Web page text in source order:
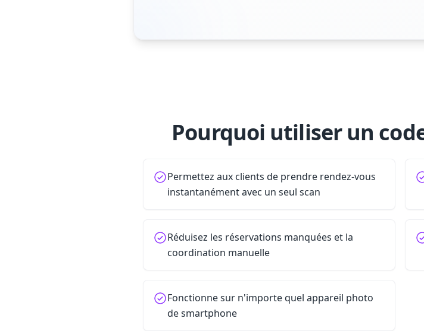
Pourquoi utiliser un
Permettez aux clients de prendre rendez-vous
instantanément avec un seul scan
Réduisez les réservations manquées et la
coordination manuelle
Fonctionne sur n'importe quel appareil photo
de smartphone